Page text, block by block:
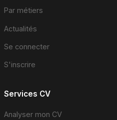
Par métiers
Actualités
Se connecter
S'inscrire
Services CV
Analyser mon CV